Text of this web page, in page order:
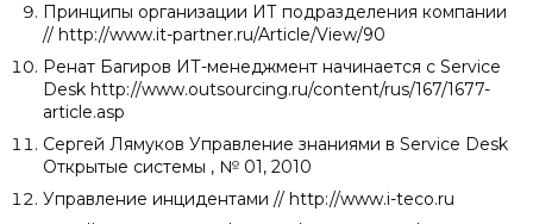
Принципы организации ИТ подразделения компании
// http://www.it-partner.ru/Article/View/90
Ренат Багиров ИТ-менеджмент начинается с Service
Desk http://www.outsourcing.ru/content/rus/167/1677-
article.asp
Сергей Лямуков Управление знаниями в Service Desk
Открытые системы , № 01, 2010
Управление инцидентами // http://www.i-teco.ru